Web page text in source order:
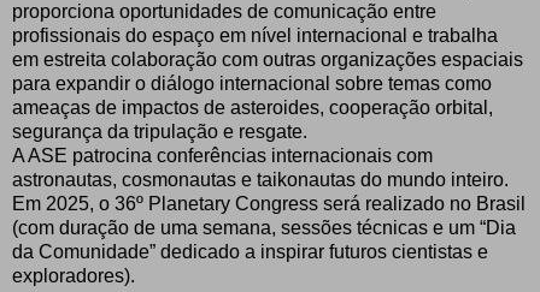
proporciona oportunidades de comunicação entre
profissionais do espaço em nível internacional e trabalha
em estreita colaboração com outras organizações espaciais
para expandir o diálogo internacional sobre temas como
ameaças de impactos de asteroides, cooperação orbital,
segurança da tripulação e resgate.
A ASE patrocina conferências internacionais com
astronautas, cosmonautas e taikonautas do mundo inteiro.
Em 2025, o 36º Planetary Congress será realizado no Brasil
(com duração de uma semana, sessões técnicas e um “Dia
da Comunidade” dedicado a inspirar futuros cientistas e
exploradores).